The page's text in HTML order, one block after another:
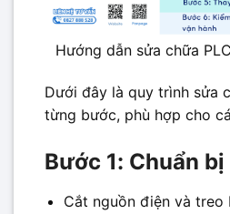
Hướng dẫn sửa chữa
Dưới đây là quy trình sửa
từng bước, phù hợp cho
Bước 1: Chuẩn bị
Cắt nguồn điện và treo